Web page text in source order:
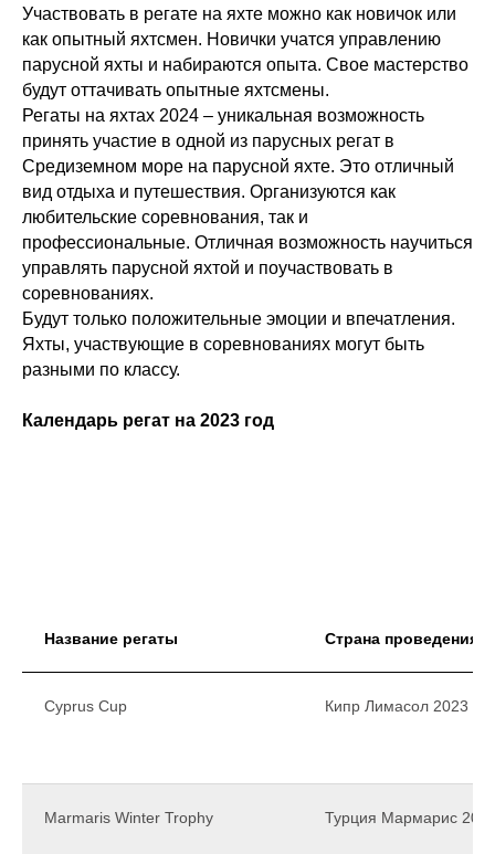
Участвовать в регате на яхте можно как новичок или
как опытный яхтсмен. Новички учатся управлению
парусной яхты и набираются опыта. Свое мастерство
будут оттачивать опытные яхтсмены.
Регаты на яхтах 2024 – уникальная возможность
принять участие в одной из парусных регат в
Средиземном море на парусной яхте. Это отличный
вид отдыха и путешествия. Организуются как
любительские соревнования, так и
профессиональные. Отличная возможность научиться
управлять парусной яхтой и поучаствовать в
соревнованиях.
Будут только положительные эмоции и впечатления.
Яхты, участвующие в соревнованиях могут быть
разными по классу.
Календарь регат на 2023 год
Название регаты Страна проведения
Cyprus Cup Кипр Лимасол 2023
Marmaris Winter Trophy Турция Мармарис